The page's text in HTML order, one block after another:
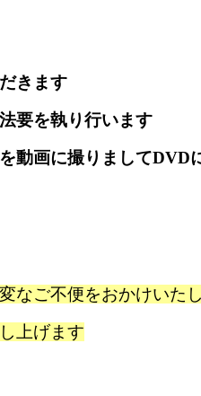
きます
要を執り行います
動画に撮りましてDVD
なご不便をおかけいた
上げます